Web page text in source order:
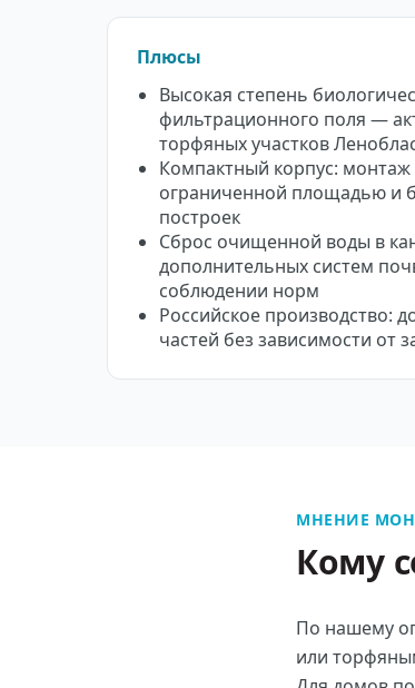
Плюсы
Высокая степень
фильтрационного поля —
торфяных участков
Компактный корпус: монтаж
ограниченной площадью и
построек
Сброс очищенной воды в
дополнительных систем
соблюдении норм
Российское производство:
частей без зависимости от
МНЕНИЕ
Кому
По нашему
или